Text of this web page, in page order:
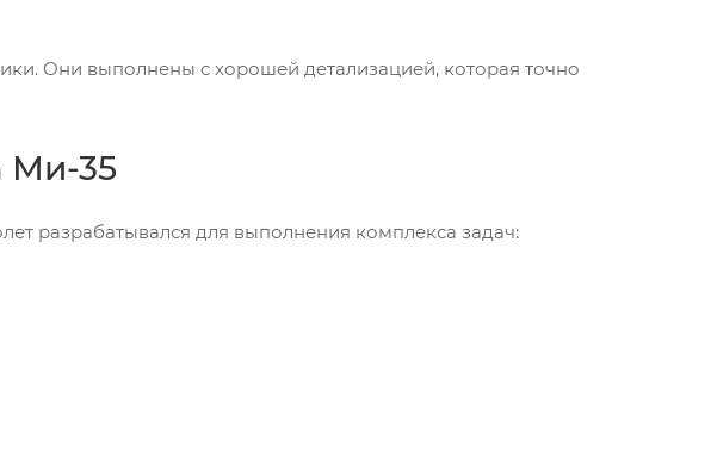
Они выполнены с хорошей детализацией, которая точно
Ми-35
разрабатывался для выполнения комплекса задач: